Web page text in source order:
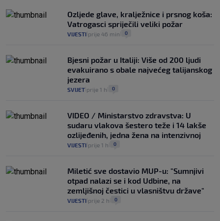
Ozljede glave, kralježnice i prsnog koša:
Vatrogasci spriječili veliki požar
VIJESTI prije 46 min 0
Bjesni požar u Italiji: Više od 200 ljudi
evakuirano s obale najvećeg talijanskog
jezera
SVIJET prije 1 h 0
VIDEO / Ministarstvo zdravstva: U
sudaru vlakova šestero teže i 14 lakše
ozlijeđenih, jedna žena na intenzivnoj
VIJESTI prije 1 h 0
Miletić sve dostavio MUP-u: "Sumnjivi
otpad nalazi se i kod Udbine, na
zemljišnoj čestici u vlasništvu države"
VIJESTI prije 2 h 0